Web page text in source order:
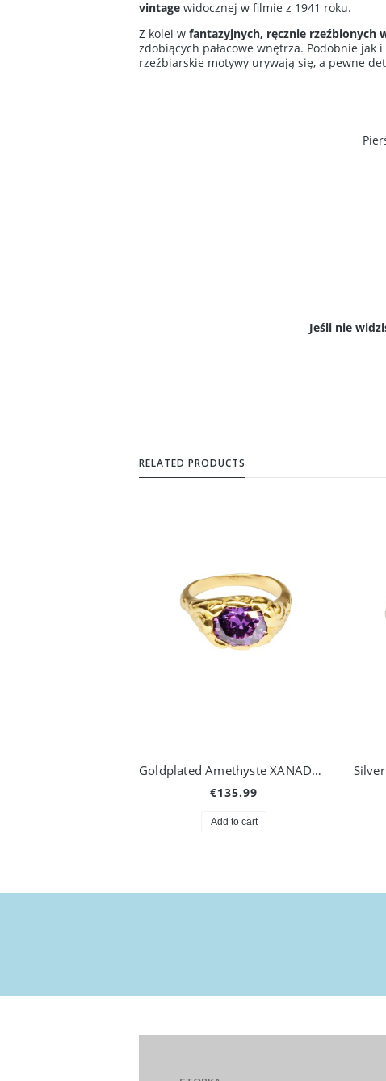
vintage widocznej w filmie z 1941 roku.
Z kolei w fantazyjnych, ręcznie rzeźbionych
zdobiących pałacowe wnętrza. Podobnie jak
rzeźbiarskie motywy urywają się, a pewne
Jeśli nie
RELATED PRODUCTS
Goldplated Amethyste XANADU Ring
€135.99
Add to cart